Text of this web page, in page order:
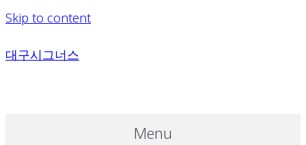
Skip to content
대구시그너스
Menu